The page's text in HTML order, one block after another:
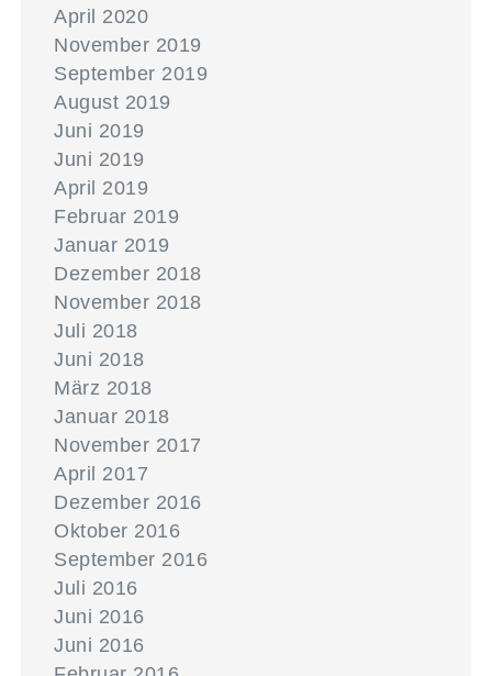
April 2020
November 2019
September 2019
August 2019
Juni 2019
Juni 2019
April 2019
Februar 2019
Januar 2019
Dezember 2018
November 2018
Juli 2018
Juni 2018
März 2018
Januar 2018
November 2017
April 2017
Dezember 2016
Oktober 2016
September 2016
Juli 2016
Juni 2016
Juni 2016